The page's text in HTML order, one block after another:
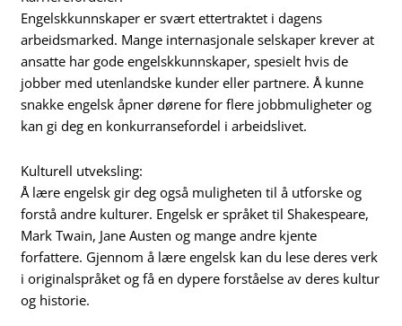
Engelskkunnskaper er svært ettertraktet i dagens
arbeidsmarked. Mange internasjonale selskaper krever at
ansatte har gode engelskkunnskaper, spesielt hvis de
jobber med utenlandske kunder eller partnere. Å kunne
snakke engelsk åpner dørene for flere jobbmuligheter og
kan gi deg en konkurransefordel i arbeidslivet.
Kulturell utveksling:
Å lære engelsk gir deg også muligheten til å utforske og
forstå andre kulturer. Engelsk er språket til Shakespeare,
Mark Twain, Jane Austen og mange andre kjente
forfattere. Gjennom å lære engelsk kan du lese deres verk
i originalspråket og få en dypere forståelse av deres kultur
og historie.